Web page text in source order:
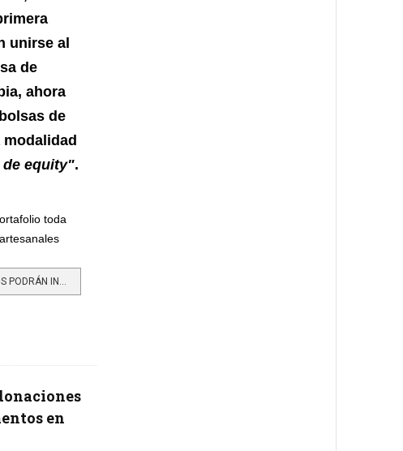
unirse al
de
ahora
de
modalidad
equity".
toda
LEER MÁS…COLOMBIANOS PODRÁN INVERTIR EN EL MERCADO DE LA CERVEZA ARTESANAL
en